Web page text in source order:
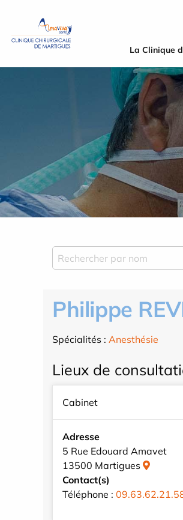
La Clinique
Philippe
Spécialités : Anesthésie
Lieux de
Cabinet
Adresse
5 Rue Edouard Amavet
13500 Martigues
Contact(s)
Téléphone :